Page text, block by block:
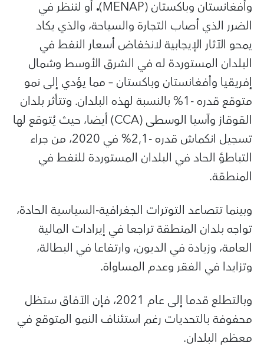
وأفغانستان وباكستان (MENAP)
. أو لننظر في
الضرر الذي أصاب التجارة والسياحة، والذي يكاد
يمحو الآثار الإيجابية لانخفاض أسعار النفط في
البلدان المستوردة له في الشرق الأوسط وشمال
إفريقيا وأفغانستان وباكستان – مما يؤدي إلى نمو
متوقع قدره -1% بالنسبة لهذه البلدان. وتتأثر بلدان
القوقاز وآسيا الوسطى (CCA) أيضا، حيث يُتوقع لها
تسجيل انكماش قدره -2,1% في 2020، من جراء
التباطؤ الحاد في البلدان المستوردة للنفط في
المنطقة.
وبينما تتصاعد التوترات الجغرافية-السياسية الحادة،
تواجه بلدان المنطقة تراجعا في إيرادات المالية
العامة، وزيادة في الديون، وارتفاعا في البطالة،
وتزايدا في الفقر وعدم المساواة.
وبالتطلع قدما إلى عام 2021، فإن الآفاق ستظل
محفوفة بالتحديات رغم استئناف النمو المتوقع في
معظم البلدان.